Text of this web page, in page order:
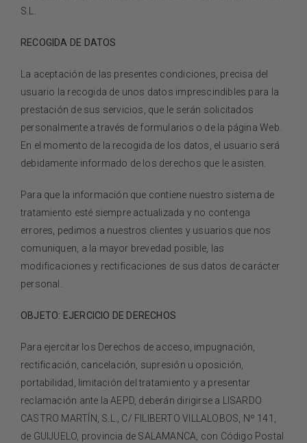
S.L.
RECOGIDA DE DATOS
La aceptación de las presentes condiciones, precisa del
usuario la recogida de unos datos imprescindibles para la
prestación de sus servicios, que le serán solicitados
personalmente a través de formularios o de la página Web.
En el momento de la recogida de los datos, el usuario será
debidamente informado de los derechos que le asisten.
Para que la información que contiene nuestro sistema de
tratamiento esté siempre actualizada y no contenga
errores, pedimos a nuestros clientes y usuarios que nos
comuniquen, a la mayor brevedad posible, las
modificaciones y rectificaciones de sus datos de carácter
personal.
OBJETO: EJERCICIO DE DERECHOS
Para ejercitar los Derechos de acceso, impugnación,
rectificación, cancelación, supresión u oposición,
portabilidad, limitación del tratamiento y a presentar
reclamación ante la AEPD, deberán dirigirse a LISARDO
CASTRO MARTÍN, S.L., C/ FILIBERTO VILLALOBOS, Nº 141,
de GUIJUELO, provincia de SALAMANCA, con Código Postal